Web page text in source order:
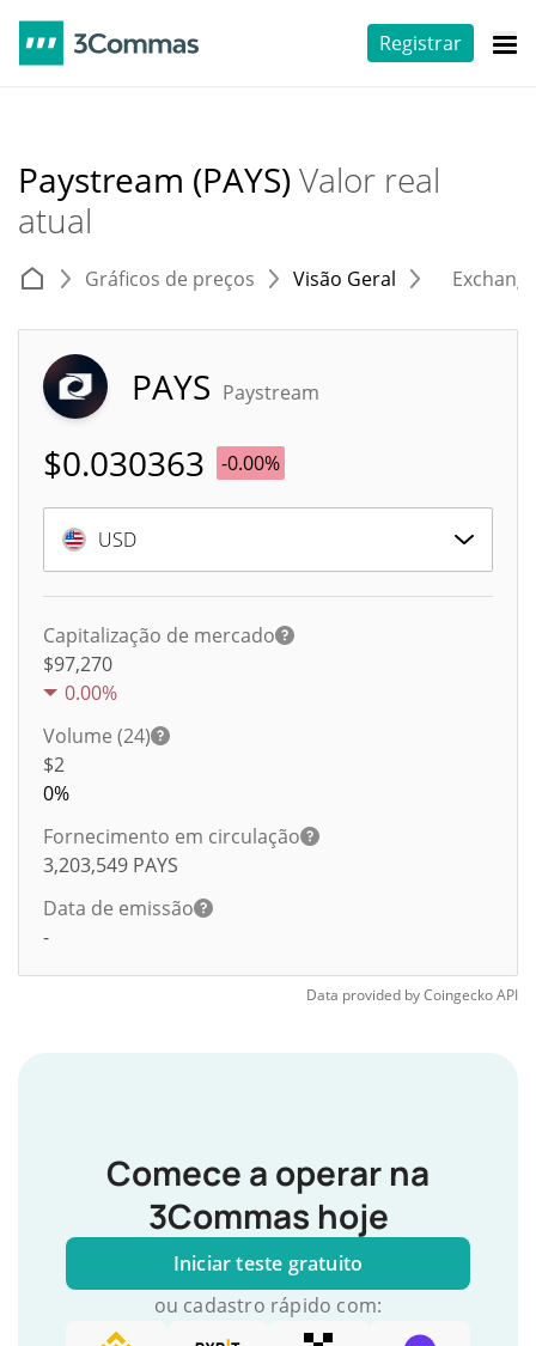
Registrar
Paystream (PAYS)Valor real
atual
Gráficos de preços Visão Geral
PAYS Paystream
$0.030363 -0.00%
USD
Capitalização de mercado
$97,270
0.00%
Volume (24)
$2
0%
Fornecimento em circulação
3,203,549 PAYS
Data de emissão
-
Data provided byCoingeckoAPI
Comece a operar na
3Commas hoje
Iniciar teste gratuito
ou cadastro rápido com: